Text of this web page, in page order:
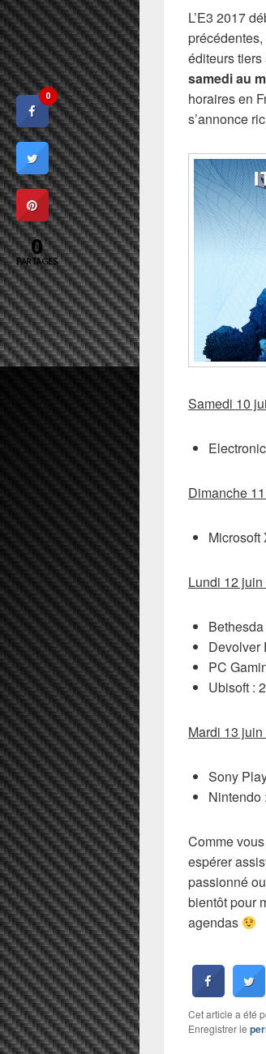
L’E3 2017
éditeurs tiers
samedi au
horaires en
s’annonce
Samedi 10
Dimanche
Microsoft
Lundi 12
Devolver
PC
Ubisoft :
Mardi 13
Sony
Nintendo
Comme
espérer
passionné
bientôt pour
agendas
Cet article a été
Enregistrer le
0
0
PARTAGES